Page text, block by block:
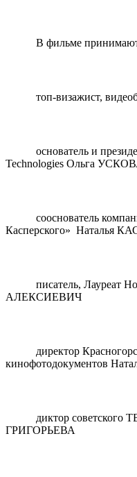
В фильме принимают
топ-визажист,
основатель и
Technologies Ольга
сооснователь
Касперского» Наталья
писатель, Лауреат
АЛЕКСИЕВИЧ
директор
кинофотодокументов
диктор советского
ГРИГОРЬЕВА